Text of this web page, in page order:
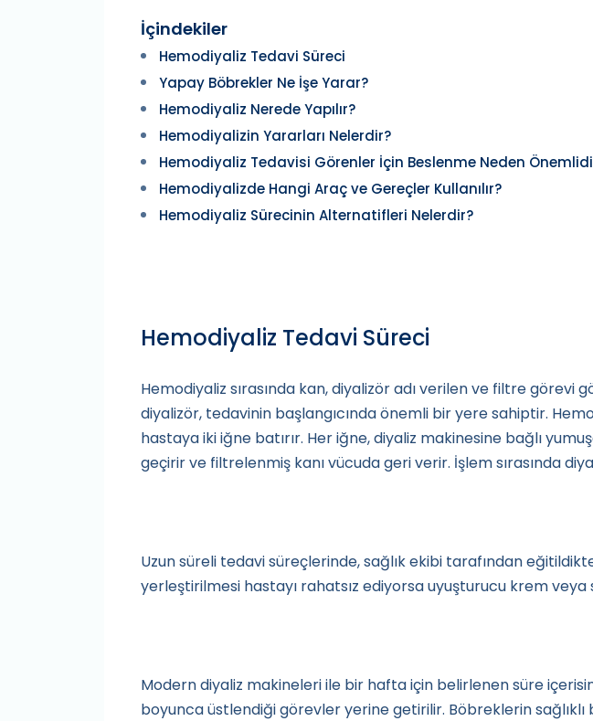
İçindekiler
Hemodiyaliz Tedavi Süreci
Yapay Böbrekler Ne İşe Yarar?
Hemodiyaliz Nerede Yapılır?
Hemodiyalizin Yararları Nelerdir?
Hemodiyaliz Tedavisi Görenler İçin Beslenme Neden
Hemodiyalizde Hangi Araç ve Gereçler Kullanılır?
Hemodiyaliz Sürecinin Alternatifleri Nelerdir?
Hemodiyaliz Tedavi Süreci
Hemodiyaliz sırasında kan, diyalizör adı verilen ve filtre
diyalizör, tedavinin başlangıcında önemli bir yere sahiptir.
hastaya iki iğne batırır. Her iğne, diyaliz makinesine bağlı
geçirir ve filtrelenmiş kanı vücuda geri verir. İşlem sırasında
Uzun süreli tedavi süreçlerinde, sağlık ekibi tarafından
yerleştirilmesi hastayı rahatsız ediyorsa uyuşturucu krem veya
Modern diyaliz makineleri ile bir hafta için belirlenen süre
boyunca üstlendiği görevler yerine getirilir. Böbreklerin